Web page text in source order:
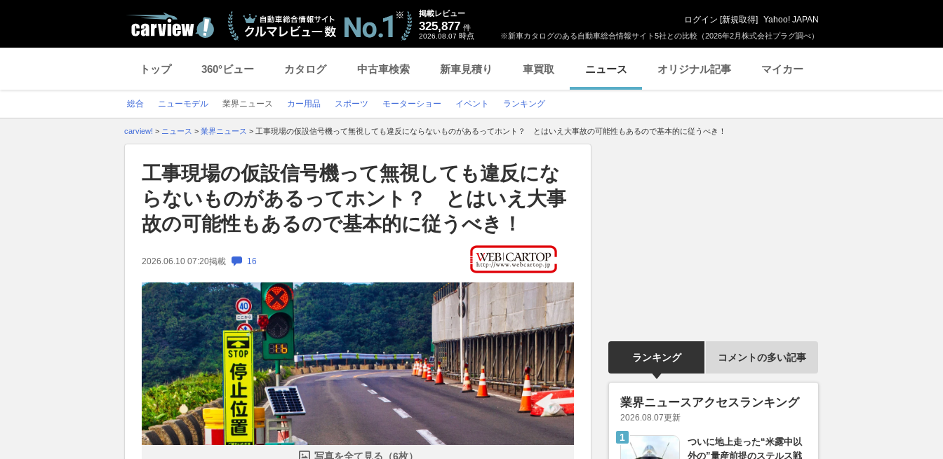
※新車カタログのある自動車総合情報サイト5社との比較（2026年2月株式会社プラグ調べ）
掲載レビュー
325,877 件
2026.08.07 時点
ログイン [新規取得] Yahoo! JAPAN
トップ 360°ビュー カタログ 中古車検索 新車見積り 車買取 ニュース オリジナル記事 マイカー
総合 ニューモデル 業界ニュース カー用品 スポーツ モーターショー イベント ランキング
carview! > ニュース > 業界ニュース > 工事現場の仮設信号機って無視しても違反にならないものがあるってホント？ とはいえ大事故の可能性もあるので基本的に従うべき！
工事現場の仮設信号機って無視しても違反にな
らないものがあるってホント？ とはいえ大事
故の可能性もあるので基本的に従うべき！
2026.06.10 07:20掲載 16
写真を全て見る（6枚）
ランキング コメントの多い記事
業界ニュースアクセスランキング
2026.08.07更新
ついに地上走った“米露中以
外の”量産前提のステルス戦